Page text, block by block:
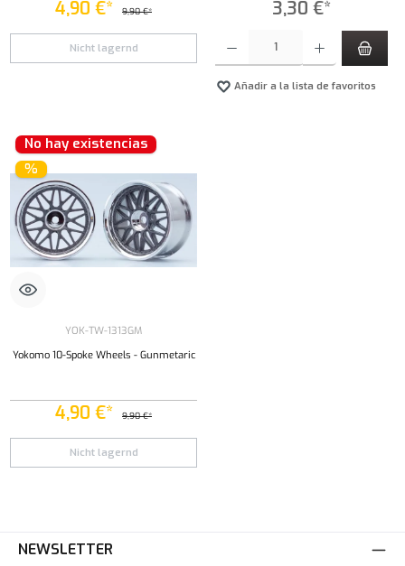
4,90 €* 9,90 €*
Nicht lagernd
3,30 €*
Añadir a la lista de favoritos
No hay existencias
%
YOK-TW-1313GM
Yokomo 10-Spoke Wheels - Gunmetaric
4,90 €* 9,90 €*
Nicht lagernd
NEWSLETTER